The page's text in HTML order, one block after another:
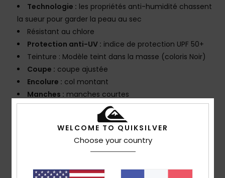
Technologie : les propriétés anti-humidité chassent
la sueur pour garder la peau au sec
Résistant au chlore
Protection anti-UV : indice de protection UPF 50+
Teinture : Modèle teint dans la masse (coloris Noir)
Coupe : coupe ajustée
Encolure : col montant
Manches : manches courtes
Système de fermeture :Modèle à enfiler
Déclaration de Conformité
84% Polyester recyclé, 16% Élasthanne
WELCOME TO QUIKSILVER
Choose your country